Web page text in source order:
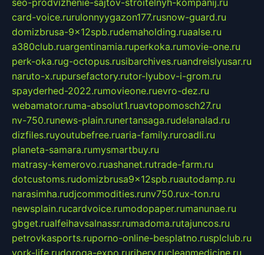
card-voice.rurulonnyygazon177.rusnow-guard.ru
domizbrusa-9x12spb.rudemaholding.ruaalse.ru
a380club.ruargentinamia.ruperkoka.rumovie-one.ru
perk-oka.rug-octopus.rusibarchives.ruandreislyusar.ru
naruto-x.rupursefactory.rutor-lyubov-i-grom.ru
spayderhed-2022.rumovieone.ruevro-dez.ru
webamator.ruma-absolut1.ruavtopomosch27.ru
nv-750.runews-plain.runertansaga.rudelanalad.ru
dizfiles.ruyoutubefree.ruaria-family.ruroadli.ru
planeta-samara.rumysmartbuy.ru
matrasy-kemerovo.ruashanet.rutrade-farm.ru
dotcustoms.rudomizbrusa9x12spb.ruautodamp.ru
narasimha.rudjcommodities.runv750.rux-ton.ru
newsplain.rucardvoice.rumodopaper.rumanunae.ru
gbget.rualfeihavsalnassr.rumadoma.rutajuncos.ru
petrovkasports.ruporno-online-besplatno.rusplclub.ru
york-life.rudoroga-expo.ruribery.rucleanmedicine.ru